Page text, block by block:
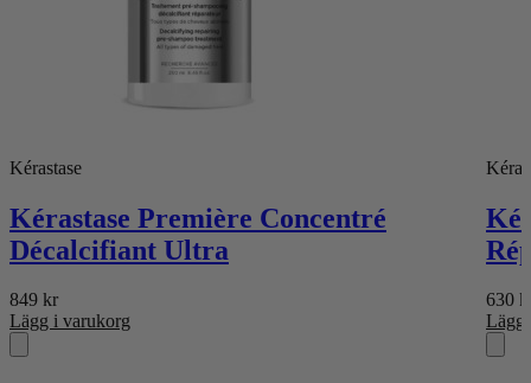
Kérastase
Kérastase Première Concentré
Décalcifiant Ultra
849 kr
Lägg i varukorg
630
Lägg